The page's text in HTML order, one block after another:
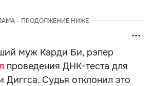
- ПРОДОЛЖЕНИЕ НИЖЕ
муж Карди Би, рэпер
проведения ДНК-теста для
Диггса. Судья отклонил это